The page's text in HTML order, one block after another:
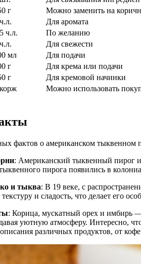
г
Можно заменить на
Для аромата
ч.л.
По желанию
Для свежести
мл
Для подачи
г
Для крема или подачи
г
Для кремовой начинки
Можно использовать
фактов о американском тыквенном
: Американский тыквенный пирог
пирога появились в
и тыква: В 19 веке, с
и сладость, что делает его
: Корица, мускатный орех и имбирь
уютную атмосферу. Интересно,
различных продуктов, от